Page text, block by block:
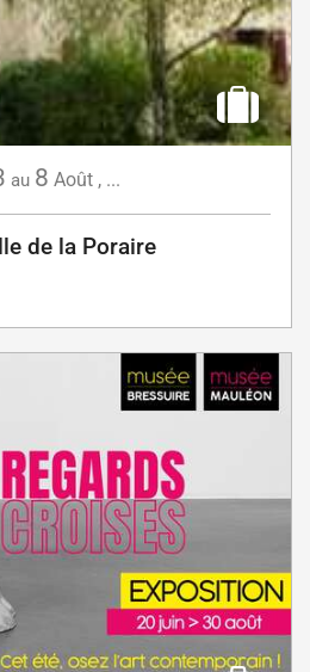
au 8 Août , ...
de la Poraire